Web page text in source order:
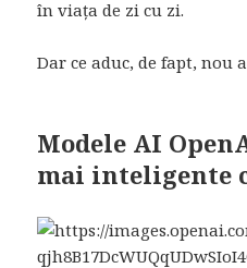
în viața de zi cu zi.
Dar ce aduc, de fapt, nou
Modele AI
mai inteligente